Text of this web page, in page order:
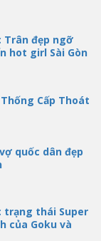
Trân đẹp ngỡ
hot girl Sài Gòn
Cấp Thoát
quốc dân đẹp
trạng thái Super
của Goku và